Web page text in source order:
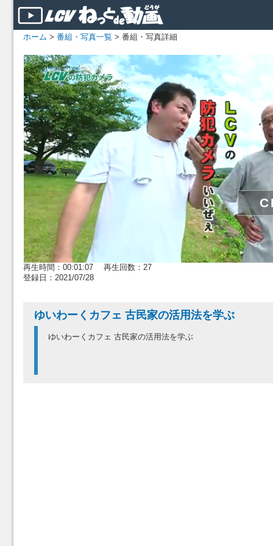
ホーム > 番組・写真一覧 > 番組・写真詳細
再生時間：00:01:07 再生回数：27
登録日：2021/07/28
ゆいわーくカフェ 古民家の活用法を学ぶ
ゆいわーくカフェ 古民家の活用法を学ぶ